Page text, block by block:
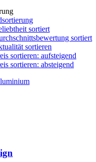
sortiert
sortiert
sortieren
sortieren: aufsteigend
sortieren: absteigend